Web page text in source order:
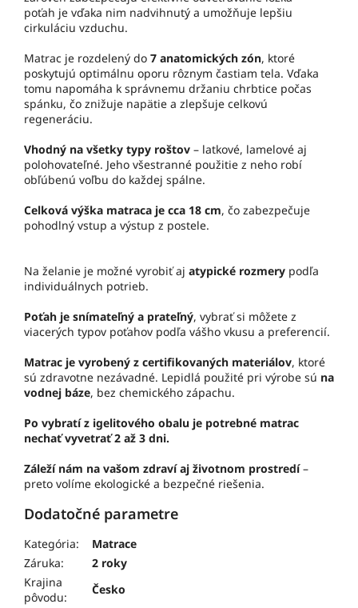
poťah je vďaka nim nadvihnutý a umožňuje lepšiu
cirkuláciu vzduchu.
Matrac je rozdelený do 7 anatomických zón, ktoré
poskytujú optimálnu oporu rôznym častiam tela. Vďaka
tomu napomáha k správnemu držaniu chrbtice počas
spánku, čo znižuje napätie a zlepšuje celkovú
regeneráciu.
Vhodný na všetky typy roštov – latkové, lamelové aj
polohovateľné. Jeho všestranné použitie z neho robí
obľúbenú voľbu do každej spálne.
Celková výška matraca je cca 18 cm, čo zabezpečuje
pohodlný vstup a výstup z postele.
Na želanie je možné vyrobiť aj atypické rozmery podľa
individuálnych potrieb.
Poťah je snímateľný a prateľný, vybrať si môžete z
viacerých typov poťahov podľa vášho vkusu a preferencií.
Matrac je vyrobený z certifikovaných materiálov, ktoré
sú zdravotne nezávadné. Lepidlá použité pri výrobe sú na
vodnej báze, bez chemického zápachu.
Po vybratí z igelitového obalu je potrebné matrac
nechať vyvetrať 2 až 3 dni.
Záleží nám na vašom zdraví aj životnom prostredí–
preto volíme ekologické a bezpečné riešenia.
Dodatočné parametre
Kategória:
Matrace
Záruka:
2 roky
Krajina
pôvodu:
Česko